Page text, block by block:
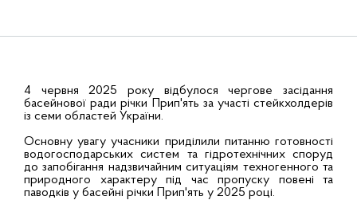
4 червня 2025 року відбулося чергове засідання
басейнової ради річки Прип'ять за участі стейкхолдерів
із семи областей України.
Основну увагу учасники приділили питанню готовності
водогосподарських систем та гідротехнічних споруд
до запобігання надзвичайним ситуаціям техногенного та
природного характеру під час пропуску повені та
паводків у басейні річки Прип'ять у 2025 році.